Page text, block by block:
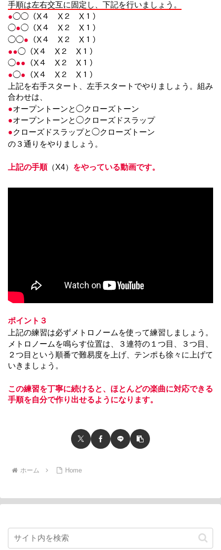
手順は左右交互に固定し、下記を行いましょう。
●◯◯（X４ X２ X１）
◯●◯（X４ X２ X１）
◯◯● （X４ X２ X１）
●●◯（X４ X２ X１）
◯●● （X４ X２ X１）
●◯● （X４ X２ X１）
上記を右手スタート、左手スタートでやりましょう。組み
合わせは、
●オープントーンと◯クローズトーン
●オープントーンと◯クローズドスラップ
●クローズドスラップと◯クローズトーン
の３通りをやりましょう。
上記の手順（X4） をやっている動画です。
ポイント３
上記の練習は必ずメトロノームを使って練習しましょう。
メトロノームを鳴らす位置は、３連符の１つ目、３つ目、
２つ目という順番で難易度を上げ、テンポも徐々に上げて
いきましょう。
この練習を丁寧に続けると、ほとんどの楽曲に対応できる
手順を自分で作り出せるようになります。
ホーム Home